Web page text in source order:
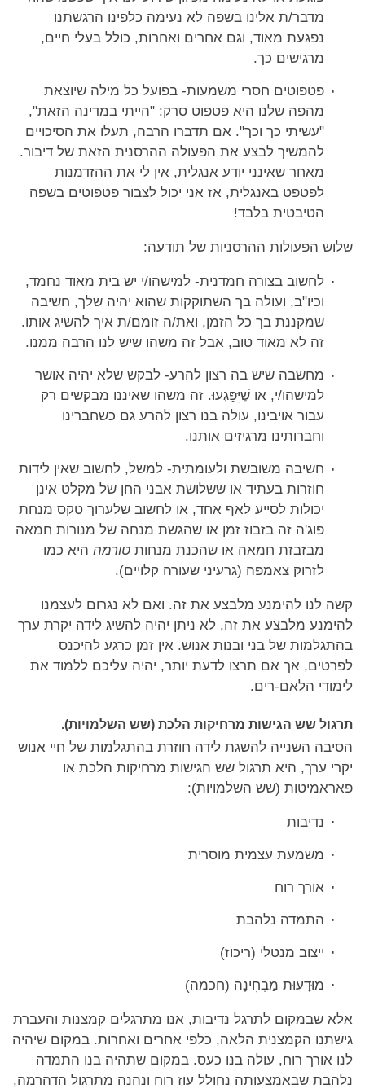
מדבר/ת אלינו בשפה לא נעימה כלפינו הרגשתנו
נפגעת מאוד, וגם אחרים ואחרות, כולל בעלי חיים,
מרגישים כך.
פטפוטים חסרי משמעות- בפועל כל מילה שיוצאת
מהפה שלנו היא פטפוט סרק: "הייתי במדינה הזאת",
"עשיתי כך וכך". אם תדברו הרבה, תעלו את הסיכויים
להמשיך לבצע את הפעולה ההרסנית הזאת של דיבור.
מאחר שאינני יודע אנגלית, אין לי את ההזדמנות
לפטפט באנגלית, אז אני יכול לצבור פטפוטים בשפה
הטיבטית בלבד!
שלוש הפעולות ההרסניות של תודעה:
לחשוב בצורה חמדנית- למישהו/י יש בית מאוד נחמד,
וכיו"ב, ועולה בך השתוקקות שהוא יהיה שלך, חשיבה
שמקננת בך כל הזמן, ואת/ה זומם/ת איך להשיג אותו.
זה לא מאוד טוב, אבל זה משהו שיש לנו הרבה ממנו.
מחשבה שיש בה רצון להרע- לבקש שלא יהיה אושר
למישהו/י, או שֶׁיִּפָּגְעוּ. זה משהו שאיננו מבקשים רק
עבור אויבינו, עולה בנו רצון להרע גם כשחברינו
וחברותינו מרגיזים אותנו.
חשיבה משובשת ולעומתית- למשל, לחשוב שאין לידות
חוזרות בעתיד או ששלושת אבני החן של מקלט אינן
יכולות לסייע לאף אחד, או לחשוב שלערוך טקס מנחת
פוג'ה זה בזבוז זמן או שהגשת מנחה של מנורות חמאה
מבזבזת חמאה או שהכנת מנחותטורמה היא כמו
לזרוק צאמפה (גרעיני שעורה קלויים).
קשה לנו להימנע מלבצע את זה. ואם לא נגרום לעצמנו
להימנע מלבצע את זה, לא ניתן יהיה להשיג לידה יקרת ערך
בהתגלמות של בני ובנות אנוש. אין זמן כרגע להיכנס
לפרטים, אך אם תרצו לדעת יותר, יהיה עליכם ללמוד את
לימודי הלאם-רים.
תרגול שש הגישות מרחיקות הלכת (שש השלמויות).
הסיבה השנייה להשגת לידה חוזרת בהתגלמות של חיי אנוש
יקרי ערך, היא תרגול שש הגישות מרחיקות הלכת או
פאראמיטות (שש השלמויות):
נדיבות
משמעת עצמית מוסרית
אורך רוח
התמדה נלהבת
ייצוב מנטלי (ריכוז)
מוּדָעוּת מַבְחִינָה (חכמה)
אלא שבמקום לתרגל נדיבות, אנו מתרגלים קמצנות והעברת
גישתנו הקמצנית הלאה, כלפי אחרים ואחרות. במקום שיהיה
לנו אורך רוח, עולה בנו כעס. במקום שתהיה בנו התמדה
נלהבת שבאמצעותה נחולל עוז רוח ונהנה מתרגול הדהרמה,